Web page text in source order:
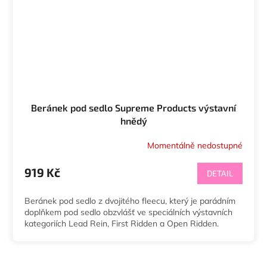
Beránek pod sedlo Supreme Products výstavní
hnědý
Momentálně nedostupné
919 Kč DETAIL
Beránek pod sedlo z dvojitého fleecu, který je parádním
doplňkem pod sedlo obzvlášť ve speciálních výstavních
kategoriích Lead Rein, First Ridden a Open Ridden.